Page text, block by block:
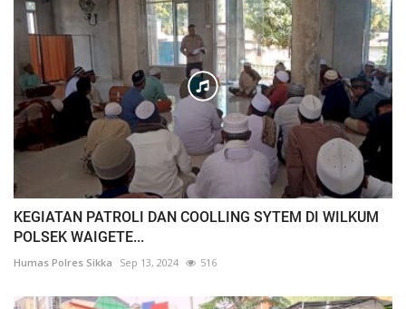
KEGIATAN PATROLI DAN COOLLING SYTEM DI WILKUM
POLSEK WAIGETE...
Humas Polres Sikka Sep 13, 2024 516